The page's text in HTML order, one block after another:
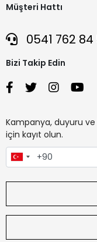
Müşteri Hattı
0541 762
Bizi Takip Edin
Kampanya, duyuru
için kayıt olun.